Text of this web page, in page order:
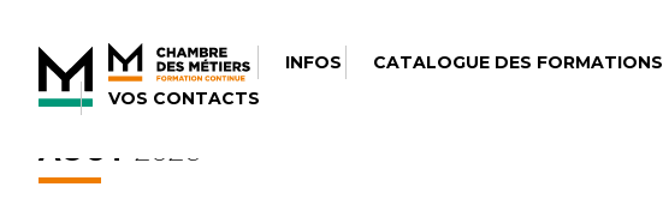
INFOS CATALOGUE DES FORMATIONS
VOS CONTACTS
AOÛT 2026